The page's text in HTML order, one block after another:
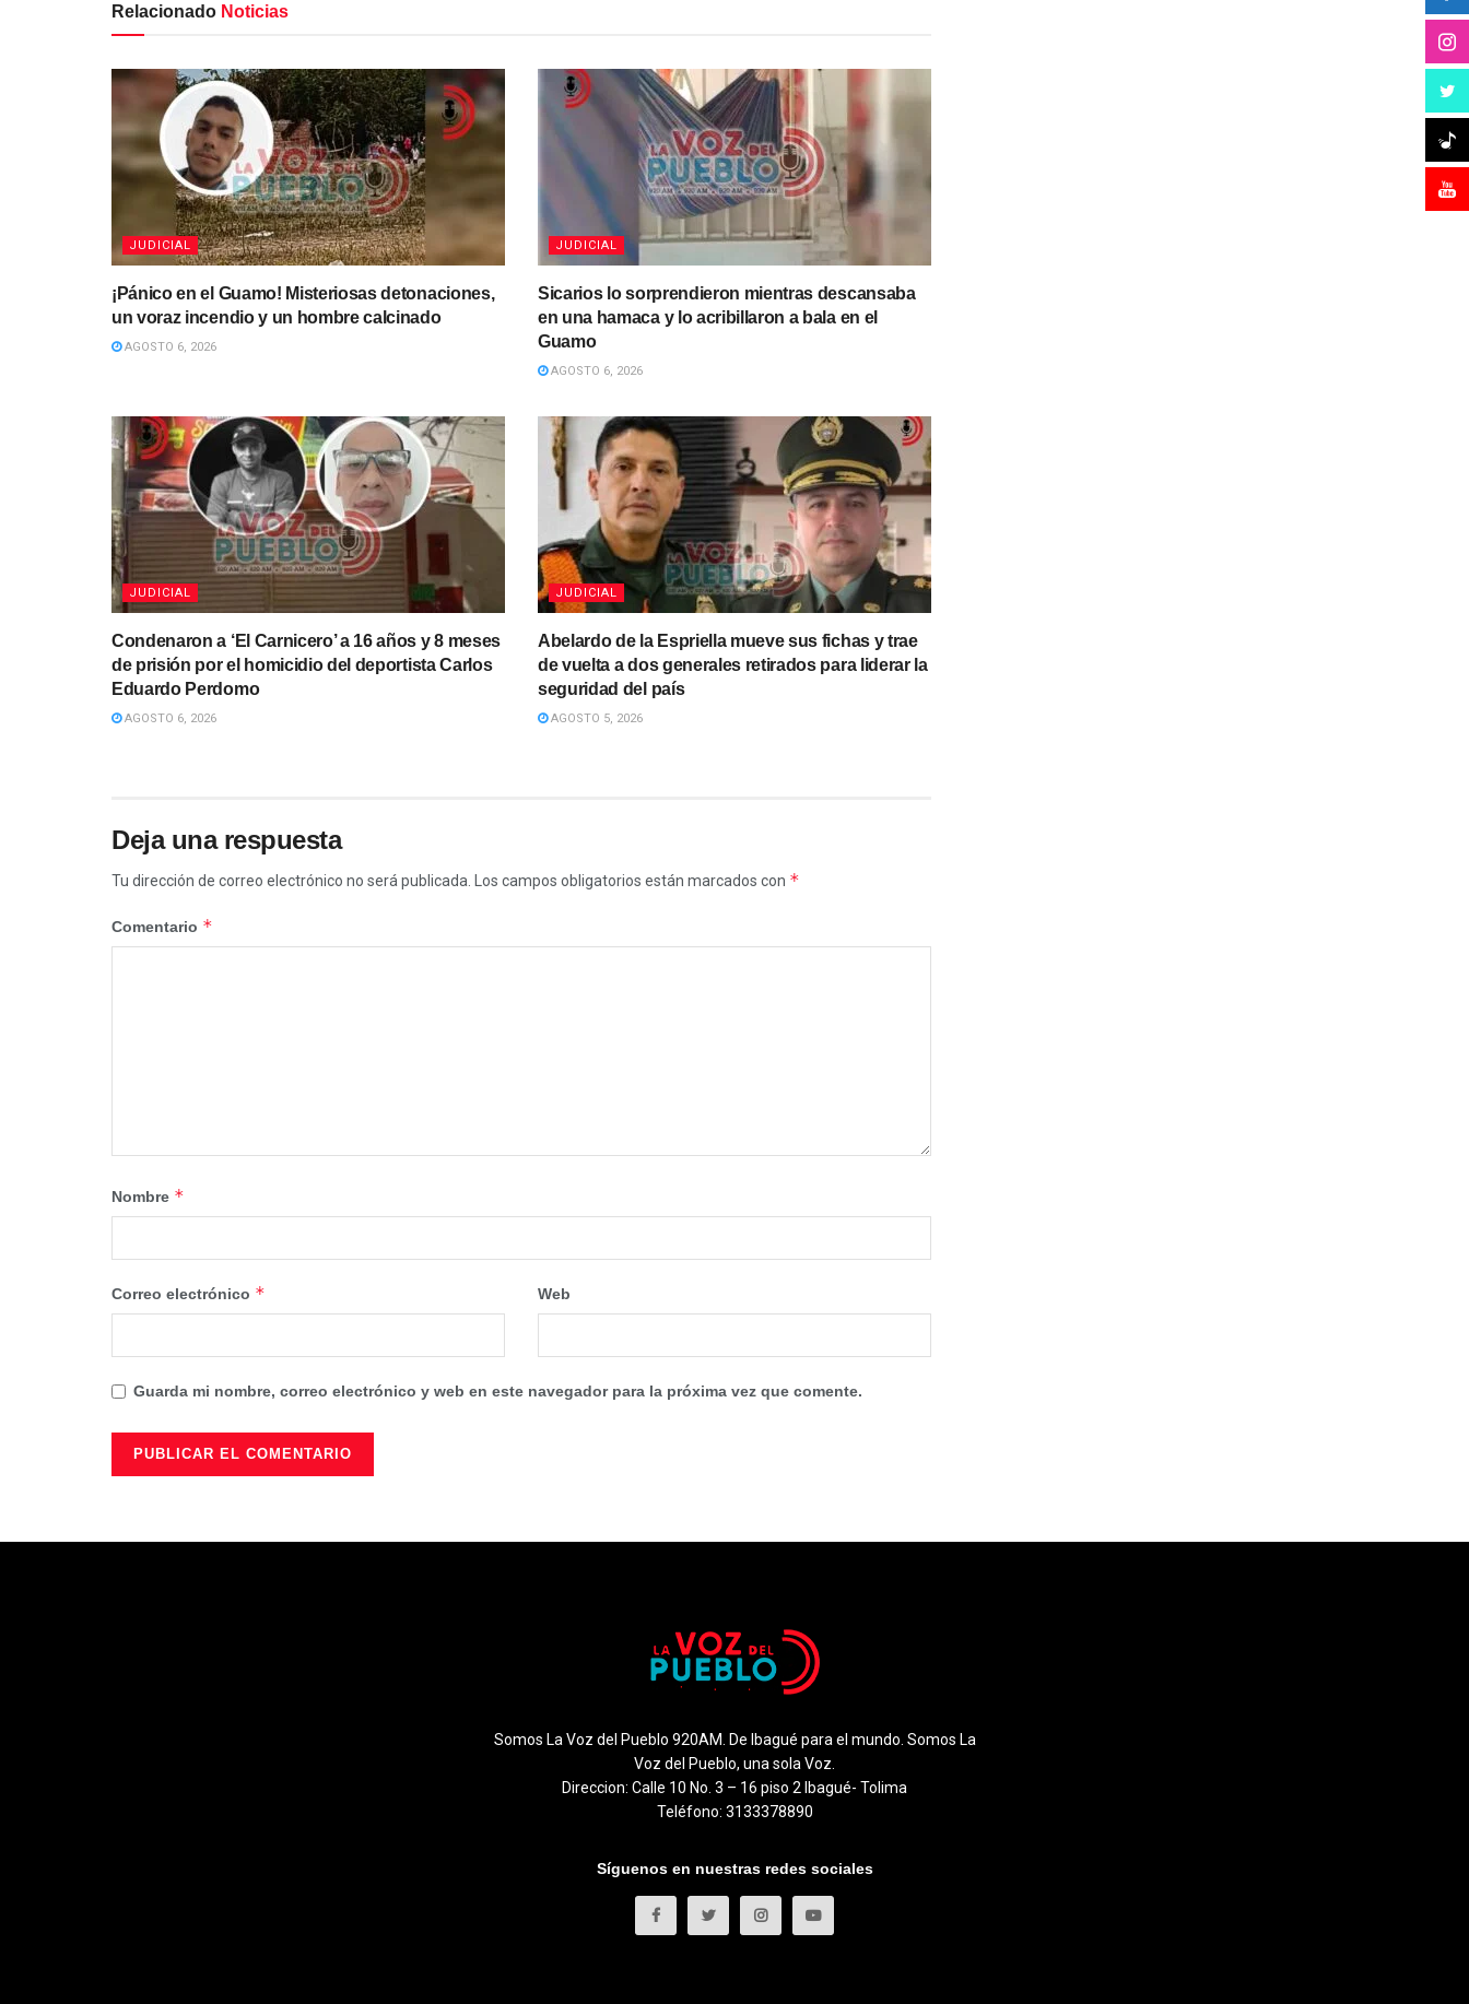
Relacionado Noticias
JUDICIAL
¡Pánico en el Guamo! Misteriosas detonaciones,
un voraz incendio y un hombre calcinado
AGOSTO 6, 2026
JUDICIAL
Sicarios lo sorprendieron mientras descansaba
en una hamaca y lo acribillaron a bala en el
Guamo
AGOSTO 6, 2026
JUDICIAL
Condenaron a ‘El Carnicero’ a 16 años y 8 meses
de prisión por el homicidio del deportista Carlos
Eduardo Perdomo
AGOSTO 6, 2026
JUDICIAL
Abelardo de la Espriella mueve sus fichas y trae
de vuelta a dos generales retirados para liderar la
seguridad del país
AGOSTO 5, 2026
Deja una respuesta
Tu dirección de correo electrónico no será publicada. Los campos obligatorios están marcados con *
Comentario *
Nombre *
Correo electrónico * Web
Guarda mi nombre, correo electrónico y web en este navegador para la próxima vez que comente.
Somos La Voz del Pueblo 920AM. De Ibagué para el mundo. Somos La
Voz del Pueblo, una sola Voz.
Direccion: Calle 10 No. 3 – 16 piso 2 Ibagué- Tolima
Teléfono: 3133378890
Síguenos en nuestras redes sociales